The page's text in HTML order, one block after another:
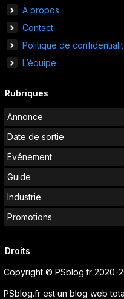
À propos
Contact
Politique de
L’équipe
Rubriques
Annonce
Date de sortie
Événement
Guide
Industrie
Promotions
Droits
Copyright © PSblog.fr 2020-
PSblog.fr est un blog web